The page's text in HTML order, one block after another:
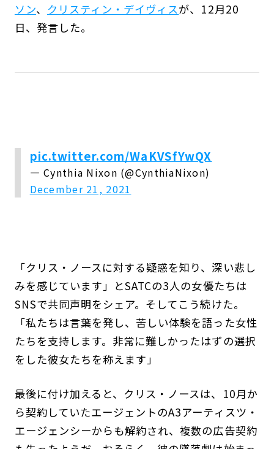
ソン、 クリスティン・デイヴィスが、12月20
日、発言した。
pic.twitter.com/WaKVSfYwQX
— Cynthia Nixon (@CynthiaNixon)
December 21, 2021
「クリス・ノースに対する疑惑を知り、深い悲し
みを感じています」とSATCの3人の女優たちは
SNSで共同声明をシェア。そしてこう続けた。
「私たちは言葉を発し、苦しい体験を語った女性
たちを支持します。非常に難しかったはずの選択
をした彼女たちを称えます」
最後に付け加えると、クリス・ノースは、10月か
ら契約していたエージェントのA3アーティスツ・
エージェンシーからも解約され、複数の広告契約